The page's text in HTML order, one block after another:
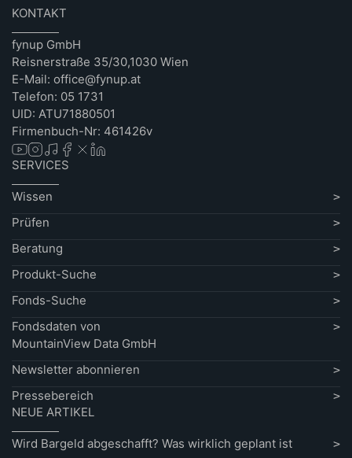
KONTAKT
fynup GmbH
Reisnerstraße 35/30,1030 Wien
E-Mail: office@fynup.at
Telefon: 05 1731
UID: ATU71880501
Firmenbuch-Nr: 461426v
SERVICES
Wissen
Prüfen
Beratung
Produkt-Suche
Fonds-Suche
Fondsdaten von
MountainView Data GmbH
Newsletter abonnieren
Pressebereich
NEUE ARTIKEL
Wird Bargeld abgeschafft? Was wirklich geplant ist